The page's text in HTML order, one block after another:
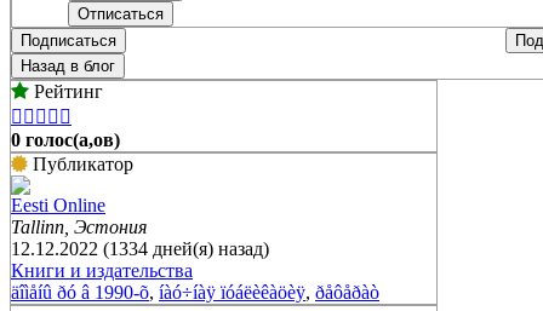
Подписаться
Назад в блог
Рейтинг
    
0 голос(а,ов)
Публикатор
Eesti Online
Tallinn, Эстония
12.12.2022 (1334 дней(я) назад)
Книги и издательства
äîìåíû ðó â 1990-õ, íàó÷íàÿ ïóáëèêàöèÿ, ðåôåðàò